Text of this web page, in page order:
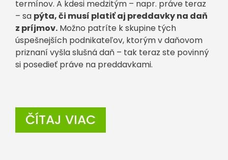
termínov. A kdesi medzitým – napr. práve teraz
– sa pýta, či musí platiť aj preddavky na daň
z príjmov. Možno patríte k skupine tých
úspešnejších podnikateľov, ktorým v daňovom
priznaní vyšla slušná daň – tak teraz ste povinný
si posedieť práve na preddavkami.
ČÍTAJ VIAC